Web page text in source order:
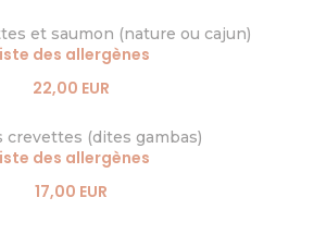
et saumon (nature ou cajun)
des allergènes
22,00 EUR
crevettes (dites gambas)
des allergènes
17,00 EUR